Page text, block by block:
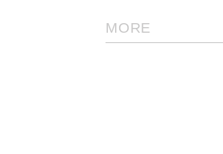
MORE
面